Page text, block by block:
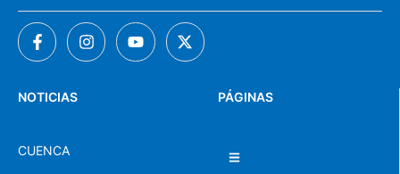
PÁGINAS
NOTICIAS
CUENCA